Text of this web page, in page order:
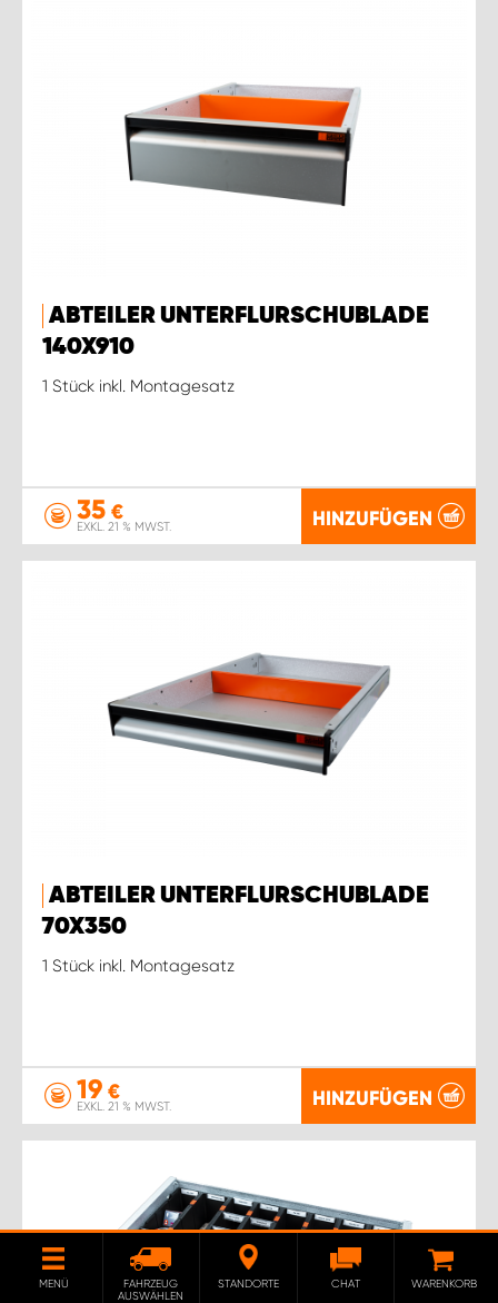
ABTEILER UNTERFLURSCHUBLADE
140X910
1 Stück inkl. Montagesatz
35 €
EXKL. 21 % MWST. HINZUFÜGEN
ABTEILER UNTERFLURSCHUBLADE
70X350
1 Stück inkl. Montagesatz
19 €
EXKL. 21 % MWST. HINZUFÜGEN
MENÜ
FAHRZEUG
AUSWÄHLEN
STANDORTE CHAT WARENKORB